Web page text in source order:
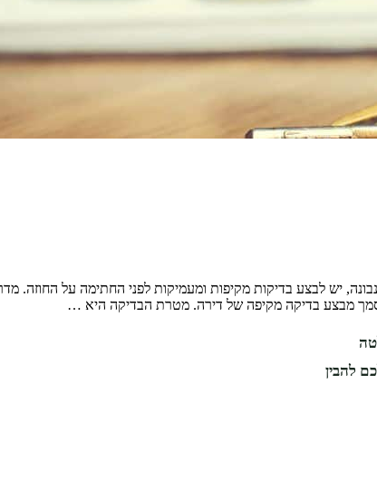
יש לבצע בדיקות מקיפות ומעמיקות לפני החתימה על החוזה.
מבצע בדיקה מקיפה של דירה. מטרת הבדיקה היא …
להבין